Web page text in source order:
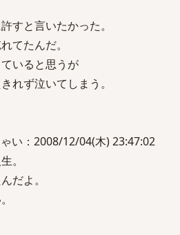
すと言いたかった。
てたんだ。
いると思うが
れず泣いてしまう。
い：2008/12/04(木) 23:47:02
。
だよ。